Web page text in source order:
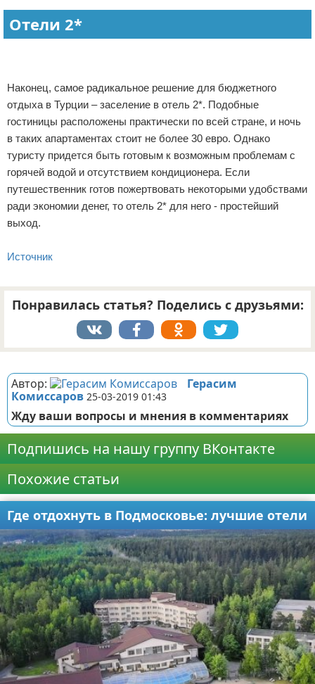
Отели 2*
Наконец, самое радикальное решение для бюджетного
отдыха в Турции – заселение в отель 2*. Подобные
гостиницы расположены практически по всей стране, и ночь
в таких апартаментах стоит не более 30 евро. Однако
туристу придется быть готовым к возможным проблемам с
горячей водой и отсутствием кондиционера. Если
путешественник готов пожертвовать некоторыми удобствами
ради экономии денег, то отель 2* для него - простейший
выход.
Источник
Понравилась статья? Поделись с друзьями:
Автор:
Герасим
Комиссаров 25-03-2019 01:43
Жду ваши вопросы и мнения в комментариях
Подпишись на нашу группу ВКонтакте
Похожие статьи
Где отдохнуть в Подмосковье: лучшие отели